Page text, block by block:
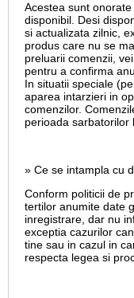
Acestea sunt
disponibil. Desi
si actualizata zilnic,
produs care nu se
preluarii comenzii,
pentru a confirma
In situatii speciale
aparea intarzieri in
comenzilor.
perioada sarbatorilor
» Ce se intampla cu
Conform politicii de
tertilor anumite date
inregistrare, dar nu
exceptia cazurilor
tine sau in cazul in
respecta legea si